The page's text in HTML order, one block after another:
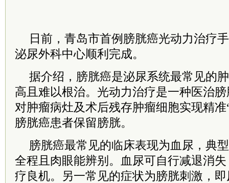
日前，青岛市首例膀胱癌光动力治疗
泌尿外科中心顺利完成。
据介绍，膀胱癌是泌尿系统最常见的
高且难以根治。光动力治疗是一种医治
对肿瘤病灶及术后残存肿瘤细胞实现精
膀胱癌患者保留膀胱。
膀胱癌最常见的临床表现为血尿，典
全程且肉眼能辨别。血尿可自行减退消
疗良机。另一常见的症状为膀胱刺激，